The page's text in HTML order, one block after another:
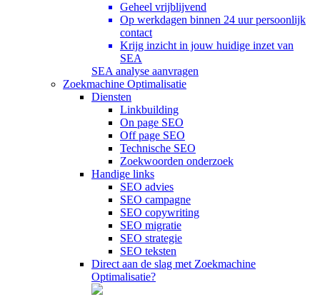
Geheel vrijblijvend
Op werkdagen binnen 24 uur persoonlijk
contact
Krijg inzicht in jouw huidige inzet van
SEA
SEA analyse aanvragen
Zoekmachine Optimalisatie
Diensten
Linkbuilding
On page SEO
Off page SEO
Technische SEO
Zoekwoorden onderzoek
Handige links
SEO advies
SEO campagne
SEO copywriting
SEO migratie
SEO strategie
SEO teksten
Direct aan de slag met Zoekmachine
Optimalisatie?